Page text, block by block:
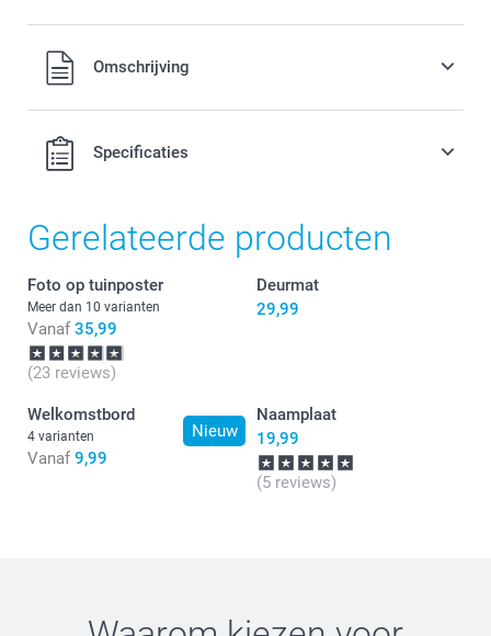
12,00 / stuk
Alle prijzen zijn in EURO (€) inclusief BTW en exclusief
verzendkosten.Omschrijving
Specificaties
Gerelateerde producten
Foto op tuinposter
Meer dan 10 varianten
Vanaf 35,99
(23 reviews)
Deurmat
29,99
Nieuw
Welkomstbord
4 varianten
Vanaf 9,99
Naamplaat
19,99
(5 reviews)